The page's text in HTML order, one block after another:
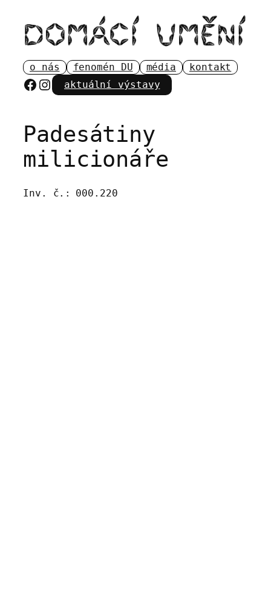
obsah
o nás fenomén DU média kontakt
Facebook
Instagram
aktuální výstavy
Padesátiny
milicionáře
Inv. č.: 000.220